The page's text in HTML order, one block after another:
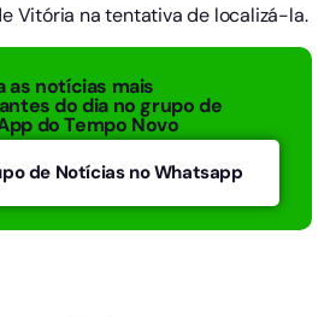
Vitória na tentativa de localizá-la.
as notícias mais
do dia no grupo de
do Tempo Novo
de Notícias no Whatsapp